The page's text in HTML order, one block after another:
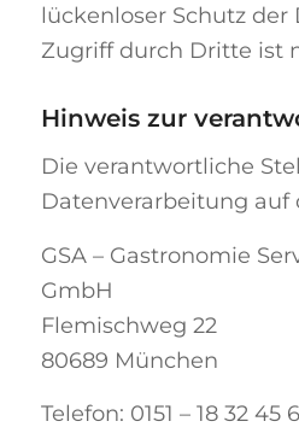
lückenloser Schutz der
Zugriff durch Dritte ist
Hinweis zur
Die verantwortliche
Datenverarbeitung auf
GSA – Gastronomie
GmbH
Flemischweg 22
80689 München
Telefon: 0151 – 18 32 45